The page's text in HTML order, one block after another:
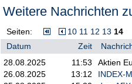
Weitere Nachrichten
Seiten: 10 11 12 13 14
Datum
Zeit
28.08.2025
11:53
Aktien
26.08.2025
13:12
INDEX-